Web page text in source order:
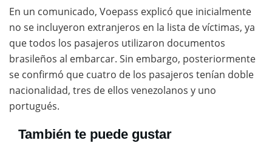
En un comunicado, Voepass explicó que inicialmente
no se incluyeron extranjeros en la lista de víctimas, ya
que todos los pasajeros utilizaron documentos
brasileños al embarcar. Sin embargo, posteriormente
se confirmó que cuatro de los pasajeros tenían doble
nacionalidad, tres de ellos venezolanos y uno
portugués.
También te puede gustar